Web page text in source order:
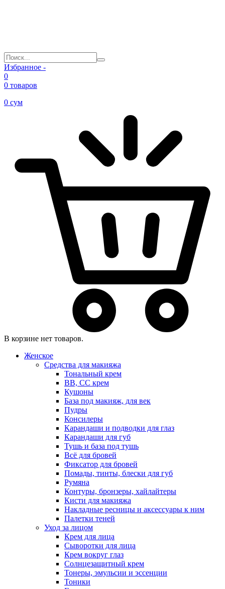
Избранное -
0
0 товаров
0 сум
В корзине нет товаров.
Женское
Средства для макияжа
Тональный крем
BB, CC крем
Кушоны
База под макияж, для век
Пудры
Консилеры
Карандаши и подводки для глаз
Карандаши для губ
Тушь и база под тушь
Всё для бровей
Фиксатор для бровей
Помады, тинты, блески для губ
Румяна
Контуры, бронзеры, хайлайтеры
Кисти для макияжа
Накладные ресницы и аксессуары к ним
Палетки теней
Уход за лицом
Крем для лица
Сыворотки для лица
Крем вокруг глаз
Солнцезащитный крем
Тонеры, эмульсии и эссенции
Тоники